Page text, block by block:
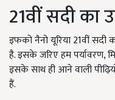
21वीं सदी का
इफको नैनो यूरिया 21वीं
है. इसके जरिए हम पर्यावरण,
इसके साथ ही आने वाली
हैं.